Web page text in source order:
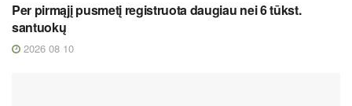
Per pirmąjį pusmetį registruota daugiau nei 6 tūkst.
santuokų
2026 08 10